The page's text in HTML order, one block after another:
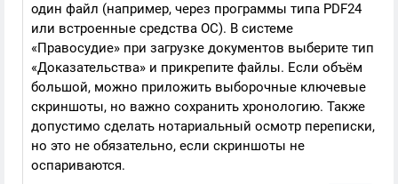
один файл (например, через программы типа PDF24
или встроенные средства ОС). В системе
«Правосудие» при загрузке документов выберите тип
«Доказательства» и прикрепите файлы. Если объём
большой, можно приложить выборочные ключевые
скриншоты, но важно сохранить хронологию. Также
допустимо сделать нотариальный осмотр переписки,
но это не обязательно, если скриншоты не
оспариваются.